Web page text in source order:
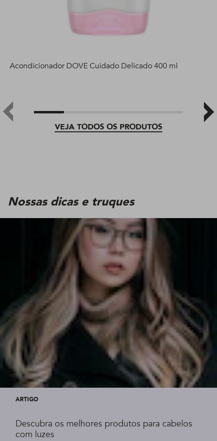
VEJA TODOS OS PRODUTOS
Acondicionador DOVE Cuidado Delicado 400 ml
Nossas dicas e truques
ARTIGO
Descubra os melhores produtos para cabelos
com luzes